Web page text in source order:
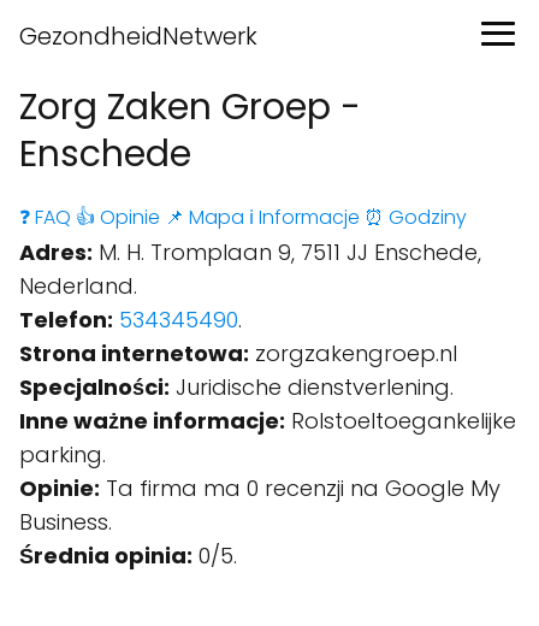
GezondheidNetwerk
Zorg Zaken Groep -
Enschede
❓ FAQ 👍 Opinie 📌 Mapa ℹ️ Informacje ⏰ Godziny
Adres: M. H. Tromplaan 9, 7511 JJ Enschede,
Nederland.
Telefon: 534345490.
Strona internetowa: zorgzakengroep.nl
Specjalności: Juridische dienstverlening.
Inne ważne informacje: Rolstoeltoegankelijke
parking.
Opinie: Ta firma ma 0 recenzji na Google My
Business.
Średnia opinia: 0/5.